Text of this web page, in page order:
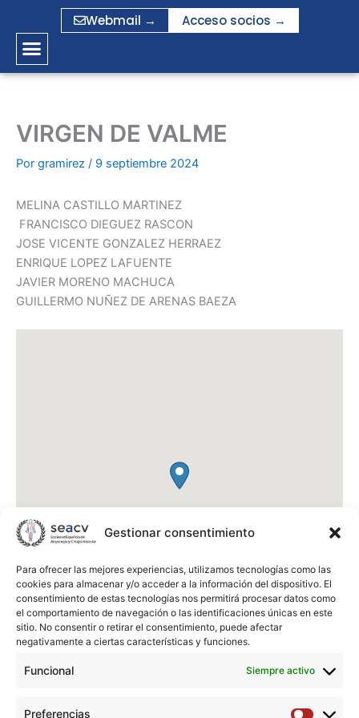
Gestionar consentimiento
Para ofrecer las mejores experiencias, utilizamos tecnologías como las
cookies para almacenar y/o acceder a la información del dispositivo. El
consentimiento de estas tecnologías nos permitirá procesar datos como
el comportamiento de navegación o las identificaciones únicas en este
sitio. No consentir o retirar el consentimiento, puede afectar
negativamente a ciertas características y funciones.
Funcional Siempre activo
Preferencias
contenido
Webmail → Acceso socios →
VIRGEN DE VALME
Por gramirez / 9 septiembre 2024
MELINA CASTILLO MARTINEZ
FRANCISCO DIEGUEZ RASCON
JOSE VICENTE GONZALEZ HERRAEZ
ENRIQUE LOPEZ LAFUENTE
JAVIER MORENO MACHUCA
GUILLERMO NUÑEZ DE ARENAS BAEZA
VIRGEN DE VALME
41014Sevilla